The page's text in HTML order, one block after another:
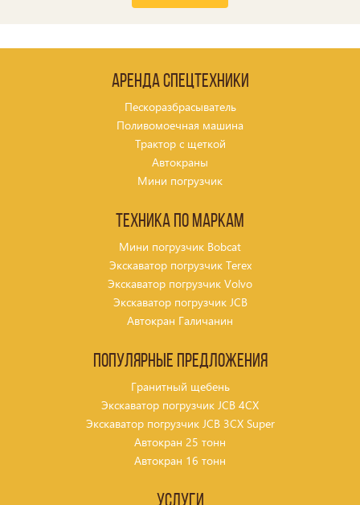
Аренда спецтехники
Пескоразбрасыватель
Поливомоечная машина
Трактор с щеткой
Автокраны
Мини погрузчик
Техника по маркам
Мини погрузчик Bobcat
Экскаватор погрузчик Terex
Экскаватор погрузчик Volvo
Экскаватор погрузчик JCB
Автокран Галичанин
Популярные предложения
Гранитный щебень
Экскаватор погрузчик JCB 4CX
Экскаватор погрузчик JCB 3CX Super
Автокран 25 тонн
Автокран 16 тонн